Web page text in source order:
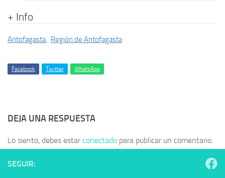
+ Info
Antofagasta, Región de Antofagasta
Facebook Twitter WhatsApp
DEJA UNA RESPUESTA
Lo siento, debes estarconectado para publicar un comentario.
SEGUIR: